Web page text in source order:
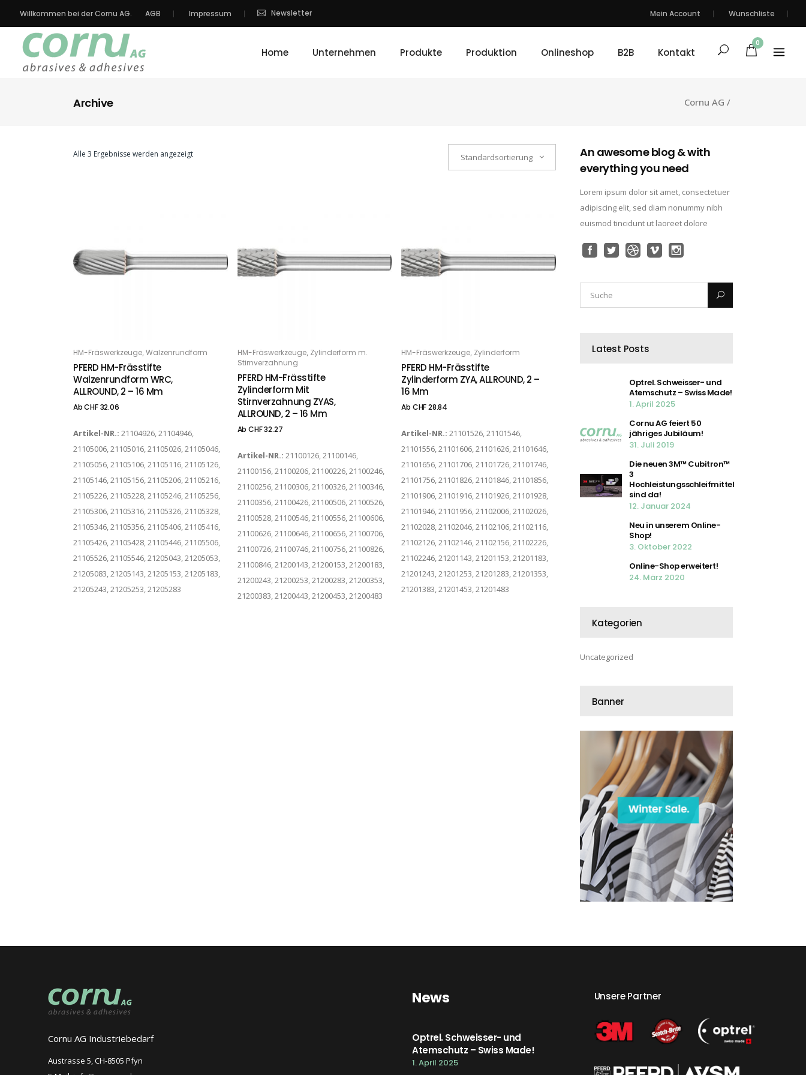
Willkommen bei der Cornu AG. AGB Impressum Newsletter Mein Account Wunschliste
Home Unternehmen Produkte Produktion Onlineshop B2B Kontakt
0
Archive Cornu AG /
Alle 3 Ergebnisse werden angezeigt Standardsortierung
OPTIONS
HM-Fräswerkzeuge Walzenrundform
PFERD HM-Frässtifte
Walzenrundform WRC,
ALLROUND, 2 – 16 Mm
AbCHF32.06
Artikel-NR.: 21104926, 21104946,
21105006, 21105016, 21105026, 21105046,
21105056, 21105106, 21105116, 21105126,
21105146, 21105156, 21105206, 21105216,
21105226, 21105228, 21105246, 21105256,
21105306, 21105316, 21105326, 21105328,
21105346, 21105356, 21105406, 21105416,
21105426, 21105428, 21105446, 21105506,
21105526, 21105546, 21205043, 21205053,
21205083, 21205143, 21205153, 21205183,
21205243, 21205253, 21205283
OPTIONS
HM-Fräswerkzeuge, Zylinderform m.
Stirnverzahnung
PFERD HM-Frässtifte
Zylinderform Mit
Stirnverzahnung ZYAS,
ALLROUND, 2 – 16 Mm
AbCHF32.27
Artikel-NR.: 21100126, 21100146,
21100156, 21100206, 21100226, 21100246,
21100256, 21100306, 21100326, 21100346,
21100356, 21100426, 21100506, 21100526,
21100528, 21100546, 21100556, 21100606,
21100626, 21100646, 21100656, 21100706,
21100726, 21100746, 21100756, 21100826,
21100846, 21200143, 21200153, 21200183,
21200243, 21200253, 21200283, 21200353,
21200383, 21200443, 21200453, 21200483
OPTIONS
HM-Fräswerkzeuge Zylinderform
PFERD HM-Frässtifte
Zylinderform ZYA, ALLROUND, 2 –
16 Mm
Ab CHF28.84
Artikel-NR.:21101526, 21101546,
21101556, 21101606, 21101626, 21101646,
21101656, 21101706, 21101726, 21101746,
21101756, 21101826, 21101846, 21101856,
21101906, 21101916, 21101926, 21101928,
21101946, 21101956, 21102006, 21102026,
21102028, 21102046, 21102106, 21102116,
21102126, 21102146, 21102156, 21102226,
21102246, 21201143, 21201153, 21201183,
21201243, 21201253, 21201283, 21201353,
21201383, 21201453, 21201483
An awesome blog & with
everything you need
Lorem ipsum dolor sit amet, consectetuer
adipiscing elit, sed diam nonummy nibh
euismod tincidunt ut laoreet dolore
Latest Posts
Optrel. Schweisser- und
Atemschutz – Swiss Made!
1. April 2025
Cornu AG feiert 50
jähriges Jubiläum!
31. Juli 2019
Die neuen 3M™ Cubitron™
3
Hochleistungsschleifmittel
sind da!
12. Januar 2024
Neu in unserem Online-
Shop!
3. Oktober 2022
Online-Shop erweitert!
24. März 2020
Kategorien
Uncategorized
Banner
Cornu AG Industriebedarf
Austrasse 5, CH-8505 Pfyn
News
Optrel. Schweisser- und
Atemschutz – Swiss Made!
1. April 2025
Unsere Partner